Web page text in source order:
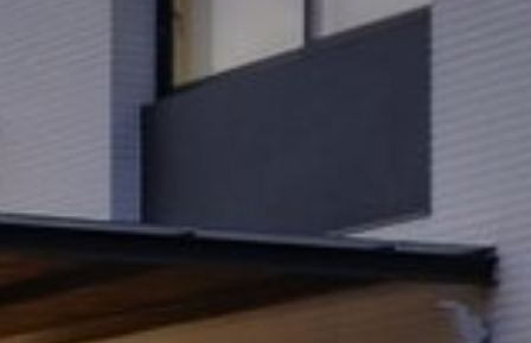
Estas cookies son utilizadas para almacenar información
sobre las preferencias y elecciones personales del usuario
a través de la observación continuada de sus hábitos de
navegación. Gracias a ellas, podemos conocer los hábitos
de navegación en el sitio web y mostrar publicidad
relacionada con el perfil de navegación del usuario.